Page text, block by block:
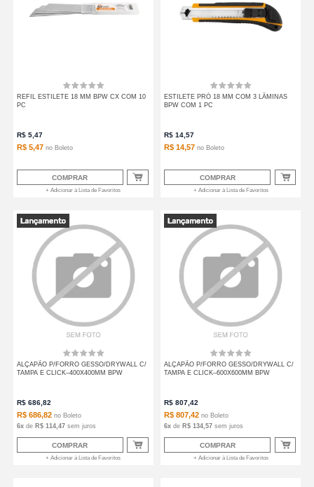
REFIL ESTILETE 18 MM BPW CX COM 10
PC
R$ 5,47
R$ 5,47 no Boleto
COMPRAR
+ Adicionar à Lista de Favoritos
ESTILETE PRÓ 18 MM COM 3 LÂMINAS
BPW COM 1 PC
R$ 14,57
R$ 14,57 no Boleto
COMPRAR
+ Adicionar à Lista de Favoritos
ALÇAPÃO P/FORRO GESSO/DRYWALL C/
TAMPA E CLICK–400X400MM BPW
R$ 686,82
R$ 686,82 no Boleto
6x de R$ 114,47 sem juros
COMPRAR
+ Adicionar à Lista de Favoritos
ALÇAPÃO P/FORRO GESSO/DRYWALL C/
TAMPA E CLICK–600X600MM BPW
R$ 807,42
R$ 807,42 no Boleto
6x de R$ 134,57 sem juros
COMPRAR
+ Adicionar à Lista de Favoritos